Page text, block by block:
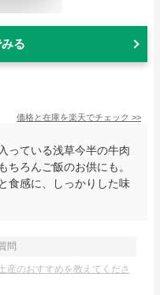
る
価格と在庫を楽天でチェック >>
っている浅草今半の牛肉
ちろんご飯のお供にも。
食感に、しっかりした味
問
産のおすすめを教えてくださ